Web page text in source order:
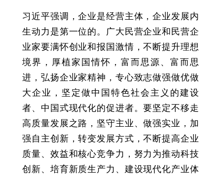
习近平强调，企业是经营主体，企业发展内
生动力是第一位的。广大民营企业和民营企
业家要满怀创业和报国激情，不断提升理想
境界，厚植家国情怀，富而思源、富而思
进，弘扬企业家精神，专心致志做强做优做
大企业，坚定做中国特色社会主义的建设
者、中国式现代化的促进者。要坚定不移走
高质量发展之路，坚守主业、做强实业，加
强自主创新，转变发展方式，不断提高企业
质量、效益和核心竞争力，努力为推动科技
创新、培育新质生产力、建设现代化产业体